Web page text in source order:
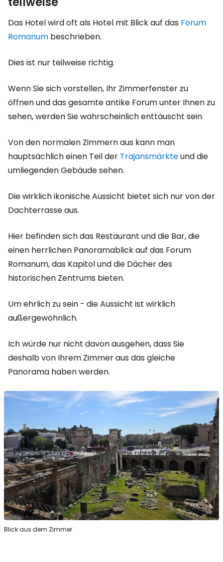
Das Hotel wird oft als Hotel mit Blick auf das Forum
Romanum beschrieben.
Dies ist nur teilweise richtig.
Wenn Sie sich vorstellen, Ihr Zimmerfenster zu
öffnen und das gesamte antike Forum unter Ihnen zu
sehen, werden Sie wahrscheinlich enttäuscht sein.
Von den normalen Zimmern aus kann man
hauptsächlich einen Teil der Trajansmärkteund die
umliegenden Gebäude sehen.
Die wirklich ikonische Aussicht bietet sich nur von der
Dachterrasse aus.
Hier befinden sich das Restaurant und die Bar, die
einen herrlichen Panoramablick auf das Forum
Romanum, das Kapitol und die Dächer des
historischen Zentrums bieten.
Um ehrlich zu sein - die Aussicht ist wirklich
außergewöhnlich.
Ich würde nur nicht davon ausgehen, dass Sie
deshalb von Ihrem Zimmer aus das gleiche
Panorama haben werden.
Blick aus dem Zimmer